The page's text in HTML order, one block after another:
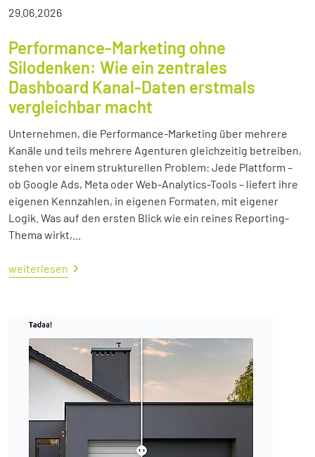
29.06.2026
Performance-Marketing ohne
Silodenken: Wie ein zentrales
Dashboard Kanal-Daten erstmals
vergleichbar macht
Unternehmen, die Performance-Marketing über mehrere
Kanäle und teils mehrere Agenturen gleichzeitig betreiben,
stehen vor einem strukturellen Problem: Jede Plattform –
ob Google Ads, Meta oder Web-Analytics-Tools – liefert ihre
eigenen Kennzahlen, in eigenen Formaten, mit eigener
Logik. Was auf den ersten Blick wie ein reines Reporting-
Thema wirkt,...
weiterlesen